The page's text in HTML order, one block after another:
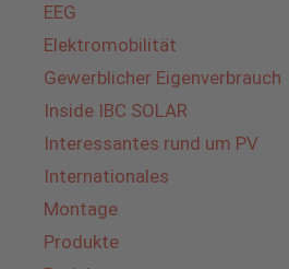
EEG
Elektromobilität
Gewerblicher Eigenverbrauch
Inside IBC SOLAR
Interessantes rund um PV
Internationales
Montage
Produkte